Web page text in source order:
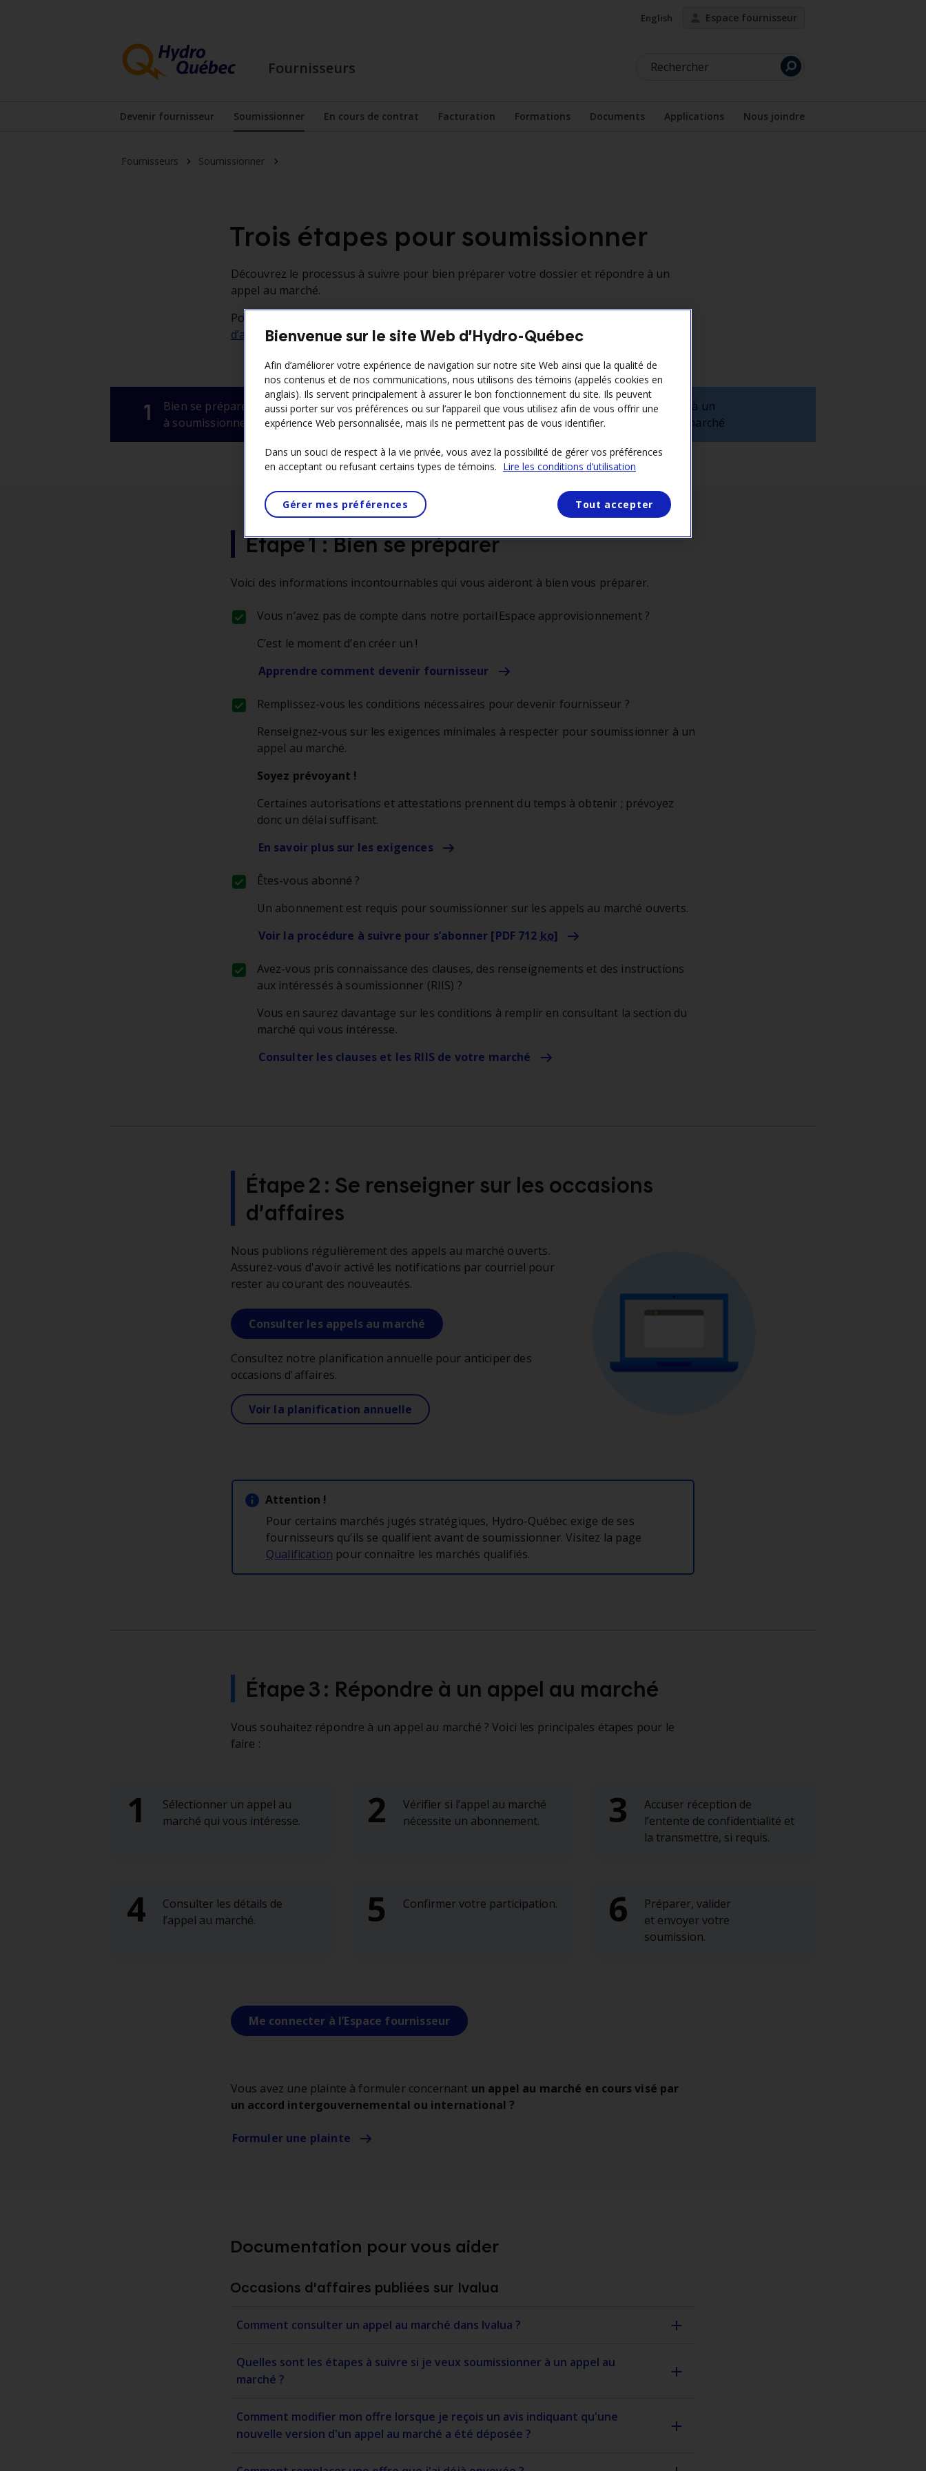
contenu
principal
menu
de
pied
English Espace fournisseur
Fournisseurs Rechercher
Devenir fournisseur
Afficher le sous-menu
Soumissionner
Afficher le sous-menu
En cours de contrat
Facturation
Formations
Documents
Applications Nous joindre
Fournisseurs Soumissionner
Trois étapes pour soumissionner
Découvrez le processus à suivre pour bien préparer votre dossier et répondre à un
appel au marché.
Pour connaître nos façons de solliciter le marché, consultez notre
d’approvisionnement
1
Bien se préparer
à soumissionner
2
Se renseigner sur
les occasions d’affaires
3
Répondre à un
appel au marché
Étape 1 : Bien se préparer
Voici des informations incontournables qui vous aideront à bien vous préparer.
Vous n’avez pas de compte dans notre portail Espace approvisionnement ?
C’est le moment d’en créer un !
Apprendre comment devenir fournisseur
Remplissez-vous les conditions nécessaires pour devenir fournisseur ?
Renseignez-vous sur les exigences minimales à respecter pour soumissionner à un
appel au marché.
Soyez prévoyant !
Certaines autorisations et attestations prennent du temps à obtenir ; prévoyez
donc un délai suffisant.
En savoir plus sur les exigences
Êtes-vous abonné ?
Un abonnement est requis pour soumissionner sur les appels au marché ouverts.
Voir la procédure à suivre pour s’abonner [PDF 712 ko]
Avez-vous pris connaissance des clauses, des renseignements et des instructions
aux intéressés à soumissionner (RIIS) ?
Vous en saurez davantage sur les conditions à remplir en consultant la section du
marché qui vous intéresse.
Consulter les clauses et les RIIS de votre marché
Étape 2 : Se renseigner sur les occasions
d’affaires
Nous publions régulièrement des appels au marché ouverts.
Assurez-vous d'avoir activé les notifications par courriel pour
rester au courant des nouveautés.
Consulter les appels au marché
Consultez notre planification annuelle pour anticiper des
occasions d'affaires.
Voir la planification annuelle
Attention !
Pour certains marchés jugés stratégiques, Hydro‑Québec exige de ses
fournisseurs qu’ils se qualifient avant de soumissionner. Visitez la page
Qualification pour connaître les marchés qualifiés.
Étape 3 : Répondre à un appel au marché
Vous souhaitez répondre à un appel au marché ? Voici les principales étapes pour le
faire :
Sélectionner un appel au
marché qui vous intéresse.
Vérifier si l’appel au marché
nécessite un abonnement.
Accuser réception de
l’entente de confidentialité et
la transmettre, si requis.
Consulter les détails de
l’appel au marché.
Confirmer votre participation.
Préparer, valider
et envoyer votre
soumission.
Me connecter à l’Espace fournisseur
Vous avez une plainte à formuler concernant un appel au marché en cours visé par
un accord intergouvernemental ou international ?
Formuler une plainte
Documentation pour vous aider
Occasions d'affaires publiées sur Ivalua
Comment consulter un appel au marché dans Ivalua ?
Quelles sont les étapes à suivre si je veux soumissionner à un appel au
marché ?
Comment modifier mon offre lorsque je reçois un avis indiquant qu'une
nouvelle version d'un appel au marché a été déposée ?
Bienvenue sur le site Web d’Hydro-Québec
Afin d’améliorer votre expérience de navigation sur notre site Web ainsi que la qualité de
nos contenus et de nos communications, nous utilisons des témoins (appelés cookies en
anglais). Ils servent principalement à assurer le bon fonctionnement du site. Ils peuvent
aussi porter sur vos préférences ou sur l’appareil que vous utilisez afin de vous offrir une
expérience Web personnalisée, mais ils ne permettent pas de vous identifier.
Dans un souci de respect à la vie privée, vous avez la possibilité de gérer vos préférences
en acceptant ou refusant certains types de témoins. Lire les conditions d’utilisation
Gérer mes préférences Tout accepter